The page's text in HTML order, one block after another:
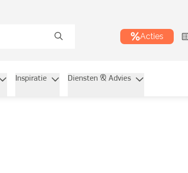
Acties
Inspiratie Diensten & Advies